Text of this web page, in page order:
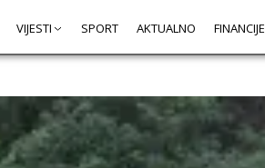
VIJESTI SPORT AKTUALNO FINANCIJE